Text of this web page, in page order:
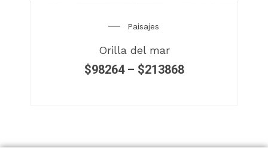
Paisajes
Orilla del mar
$98264– $213868